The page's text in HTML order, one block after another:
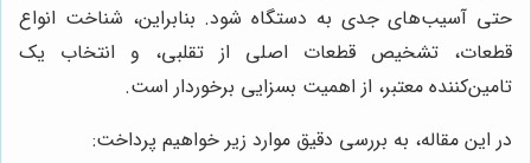
حتی آسیب‌های جدی به دستگاه شود. بنابراین، شناخت انواع
قطعات، تشخیص قطعات اصلی از تقلبی، و انتخاب یک
تامین‌کننده معتبر، از اهمیت بسزایی برخوردار است.
در این مقاله، به بررسی دقیق موارد زیر خواهیم پرداخت: